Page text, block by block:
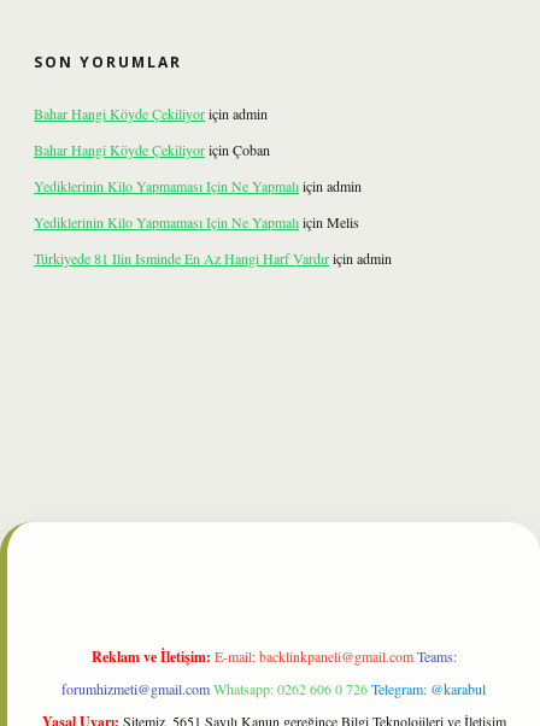
SON YORUMLAR
Bahar Hangi Köyde Çekiliyoriçin admin
Bahar Hangi Köyde Çekiliyoriçin Çoban
Yediklerinin Kilo Yapmaması Için Ne Yapmalıiçin admin
Yediklerinin Kilo Yapmaması Için Ne Yapmalıiçin Melis
Türkiyede 81 Ilin Isminde En Az Hangi Harf Vardıriçin admin
Reklam ve İletişim: E-mail:backlinkpaneli@gmail.com Teams:
forumhizmeti@gmail.comWhatsapp: 0262 606 0 726Telegram: @karabul
Yasal Uyarı: Sitemiz, 5651 Sayılı Kanun gereğince Bilgi Teknolojileri ve İletişim